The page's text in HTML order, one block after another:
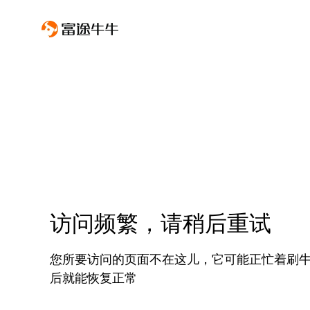
访问频繁，请稍后重试
您所要访问的页面不在这儿，它可能正忙着刷
后就能恢复正常